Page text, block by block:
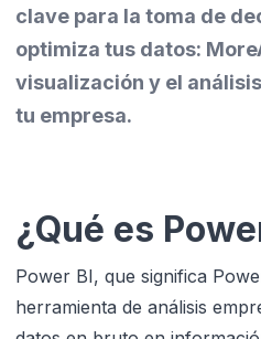
clave para la toma de
optimiza tus datos:
visualización y el
tu empresa.
¿Qué es
Power BI, que significa
herramienta de análisis